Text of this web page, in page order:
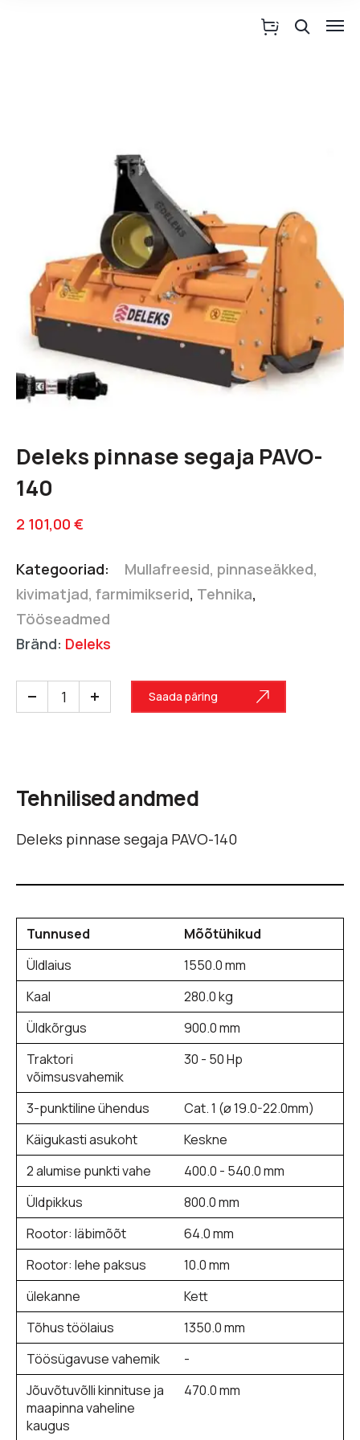
Deleks pinnase segaja PAVO-
140
2 101,00 €
Kategooriad:
Mullafreesid, pinnaseäkked,
kivimatjad, farmimikserid, Tehnika,
Tööseadmed
Bränd: Deleks
Saada päring
Tehnilised andmed
Deleks pinnase segaja PAVO-140
Tunnused
Mõõtühikud
Üldlaius
1550.0 mm
Kaal
280.0 kg
Üldkõrgus
900.0 mm
Traktori
võimsusvahemik
30 - 50 Hp
3-punktiline ühendus
Cat. 1 (ø 19.0-22.0mm)
Käigukasti asukoht
Keskne
2 alumise punkti vahe
400.0 - 540.0 mm
Üldpikkus
800.0 mm
Rootor: läbimõõt
64.0 mm
Rootor: lehe paksus
10.0 mm
ülekanne
Kett
Tõhus töölaius
1350.0 mm
Töösügavuse vahemik
-
Jõuvõtuvõlli kinnituse ja
maapinna vaheline
kaugus
470.0 mm